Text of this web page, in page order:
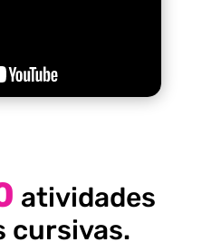
atividades
cursivas.